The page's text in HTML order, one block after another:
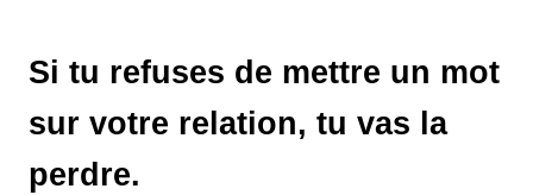
Si tu refuses de mettre un mot
sur votre relation, tu vas la
perdre.